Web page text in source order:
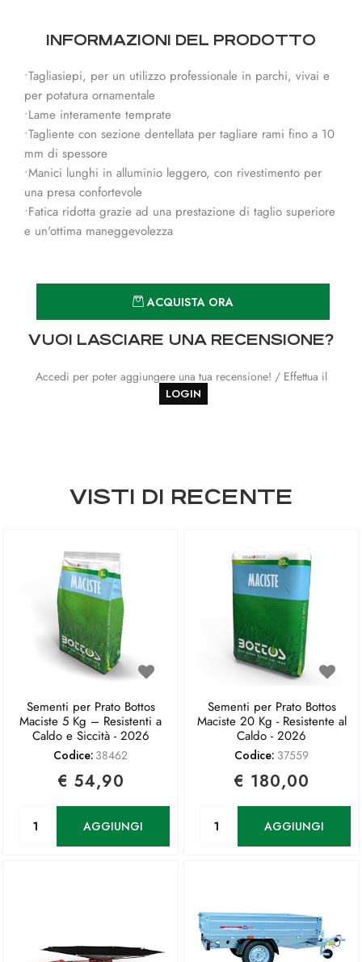
INFORMAZIONI DEL PRODOTTO
•Tagliasiepi, per un utilizzo professionale in parchi, vivai e
per potatura ornamentale
•Lame interamente temprate
•Tagliente con sezione dentellata per tagliare rami fino a 10
mm di spessore
•Manici lunghi in alluminio leggero, con rivestimento per
una presa confortevole
•Fatica ridotta grazie ad una prestazione di taglio superiore
e un'ottima maneggevolezza
ACQUISTA ORA
VUOI LASCIARE UNA RECENSIONE?
Accedi per poter aggiungere una tua recensione! / Effettua il
LOGIN
VISTI DI RECENTE
Sementi per Prato Bottos
Maciste 5 Kg – Resistenti a
Caldo e Siccità - 2026
Codice: 38462
€ 54,90
AGGIUNGI
Sementi per Prato Bottos
Maciste 20 Kg - Resistente al
Caldo - 2026
Codice: 37559
€ 180,00
AGGIUNGI